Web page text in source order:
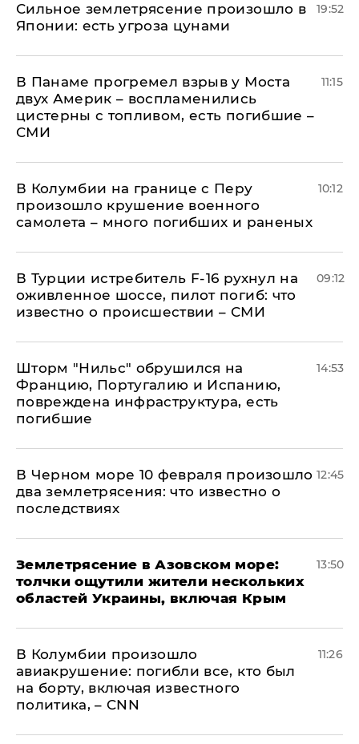
Сильное землетрясение произошло в
Японии: есть угроза цунами
19:52
В Панаме прогремел взрыв у Моста
двух Америк – воспламенились
цистерны с топливом, есть погибшие –
СМИ
11:15
В Колумбии на границе с Перу
произошло крушение военного
самолета – много погибших и раненых
10:12
В Турции истребитель F-16 рухнул на
оживленное шоссе, пилот погиб: что
известно о происшествии – СМИ
09:12
Шторм "Нильс" обрушился на
Францию, Португалию и Испанию,
повреждена инфраструктура, есть
погибшие
14:53
В Черном море 10 февраля произошло
два землетрясения: что известно о
последствиях
12:45
Землетрясение в Азовском море:
толчки ощутили жители нескольких
областей Украины, включая Крым
13:50
В Колумбии произошло
авиакрушение: погибли все, кто был
на борту, включая известного
политика, – CNN
11:26